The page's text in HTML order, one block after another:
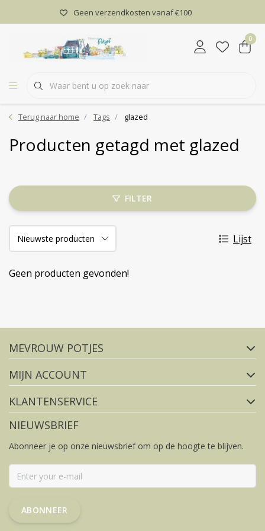
Geen verzendkosten vanaf €100
0
Terug naar home Tags glazed
Producten getagd met glazed
FILTER
Lijst
Geen producten gevonden!
FACEBOOK
MEVROUW POTJES
MIJN ACCOUNT
KLANTENSERVICE
NIEUWSBRIEF
Abonneer je op onze nieuwsbrief om op de hoogte te blijven.
ABONNEER